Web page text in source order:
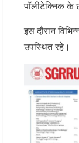
पॉलीटेक्निक के
इस दौरान
उपस्थित रहे।